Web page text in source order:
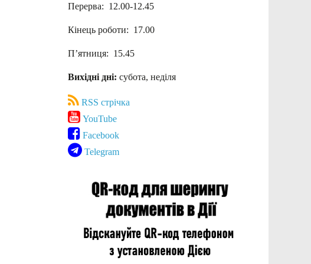
Перерва: 12.00-12.45
Кінець роботи: 17.00
П’ятниця: 15.45
Вихідні дні: субота, неділя
RSS стрічка
YouTube
Facebook
Telegram